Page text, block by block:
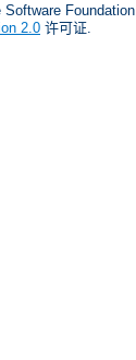
Foundation.
2.0 许可证.